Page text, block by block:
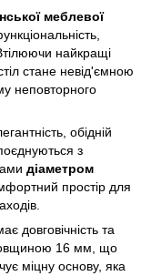
меблевої
найкращі
стане невід'ємною
неповторного
обідній
з
діаметром
простір для
довговічність та
16 мм, що
міцну основу, яка